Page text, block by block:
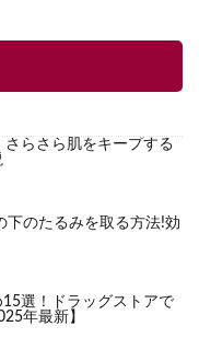
らさら肌をキープする
下のたるみを取る方法!効
選！ドラッグストアで
年最新】